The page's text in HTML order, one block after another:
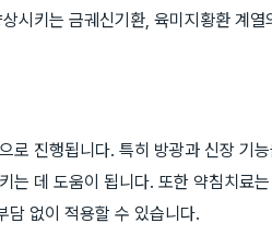
시키는 금궤신기환, 육미지황환 계열
로 진행됩니다. 특히 방광과 신장 기
는 데 도움이 됩니다. 또한 약침치료
담 없이 적용할 수 있습니다.